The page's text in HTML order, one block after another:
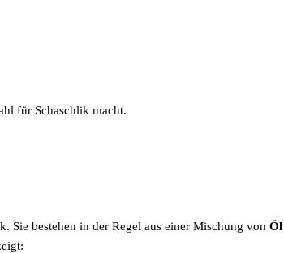
für Schaschlik macht.
Sie bestehen in der Regel aus einer Mischung von Öl